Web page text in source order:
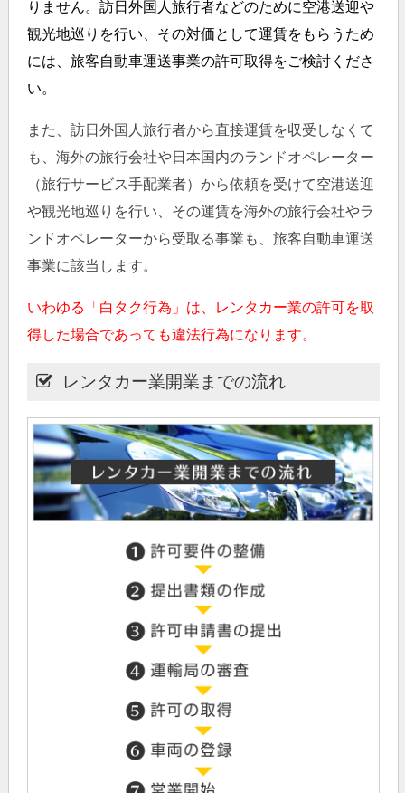
りません。訪日外国人旅行者などのために空港送迎や
観光地巡りを行い、その対価として運賃をもらうため
には、旅客自動車運送事業の許可取得をご検討くださ
い。
また、訪日外国人旅行者から直接運賃を収受しなくて
も、海外の旅行会社や日本国内のランドオペレーター
（旅行サービス手配業者）から依頼を受けて空港送迎
や観光地巡りを行い、その運賃を海外の旅行会社やラ
ンドオペレーターから受取る事業も、旅客自動車運送
事業に該当します。
いわゆる「白タク行為」は、レンタカー業の許可を取
得した場合であっても違法行為になります。
レンタカー業開業までの流れ